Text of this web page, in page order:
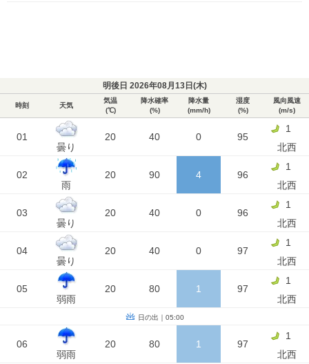
明後日 2026年08月13日(木)
時刻 天気
気温
(℃)
降水確率
(%)
降水量
(mm/h)
湿度
(%)
風向風速
(m/s)
01
曇り
20 40 0 95
1
北西
02
雨
20 90 4 96
1
北西
03
曇り
20 40 0 96
1
北西
04
曇り
20 40 0 97
1
北西
05
弱雨
20 80 1 97
1
北西
日の出｜05:00
06
弱雨
20 80 1 97
1
北西